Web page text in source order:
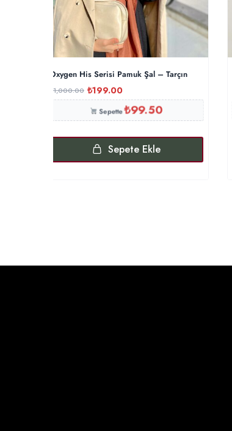
Oxygen His Serisi Pamuk Şal – Tarçın
1,000.00 ₺199.00
Sepette₺99.50
Sepete Ekle